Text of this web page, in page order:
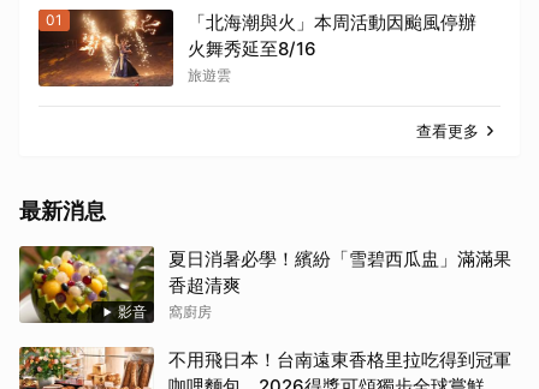
01
「北海潮與火」本周活動因颱風停辦
火舞秀延至8/16
旅遊雲
查看更多
最新消息
影音
夏日消暑必學！繽紛「雪碧西瓜盅」滿滿果
香超清爽
窩廚房
不用飛日本！台南遠東香格里拉吃得到冠軍